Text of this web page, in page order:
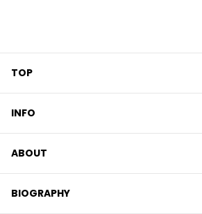
TOP
INFO
ABOUT
BIOGRAPHY